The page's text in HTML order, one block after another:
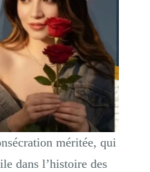
méritée, qui
dans l’histoire des